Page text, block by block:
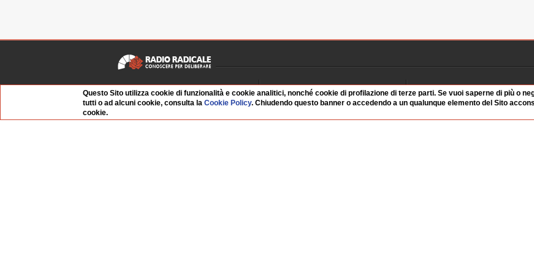
Chi siamo
Dossier Radio Radicale
Questo sito
Radio
Palinsesto
Riascolta
Archivio
Videoparlamento
Istituzioni
Questo Sito utilizza cookie di funzionalità e cookie analitici, nonché cookie di profilazione di terze parti. Se vuoi saperne di più o
tutti o ad alcuni cookie, consulta laCookie Policy. Chiudendo questo banner o accedendo a un qualunque elemento del Sito
cookie.